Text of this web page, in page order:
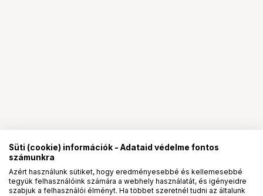
Süti (cookie) információk - Adataid védelme fontos
számunkra
Azért használunk sütiket, hogy eredményesebbé és kellemesebbé
tegyük felhasználóink számára a webhely használatát, és igényeidre
szabjuk a felhasználói élményt. Ha többet szeretnél tudni az általunk